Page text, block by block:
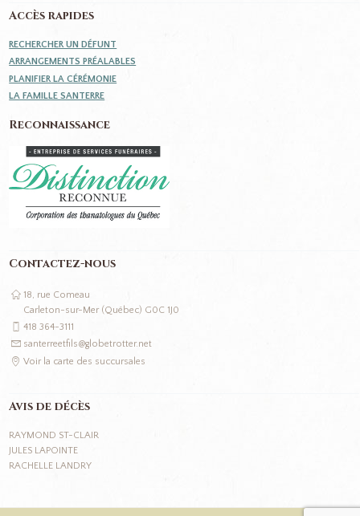
Accès rapides
RECHERCHER UN DÉFUNT
ARRANGEMENTS PRÉALABLES
PLANIFIER LA CÉRÉMONIE
LA FAMILLE SANTERRE
Reconnaissance
Contactez-nous
18, rue Comeau
Carleton-sur-Mer (Québec) G0C 1J0
418 364-3111
santerreetfils@globetrotter.net
Voir la carte des succursales
Avis de décès
RAYMOND ST-CLAIR
JULES LAPOINTE
RACHELLE LANDRY